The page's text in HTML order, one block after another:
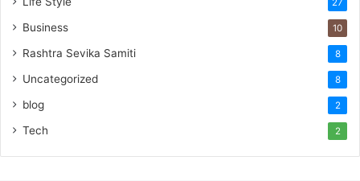
Business 10
Rashtra Sevika Samiti 8
Uncategorized 8
blog 2
Tech 2